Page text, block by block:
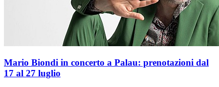
Mario Biondi in concerto a Palau: prenotazioni dal
17 al 27 luglio